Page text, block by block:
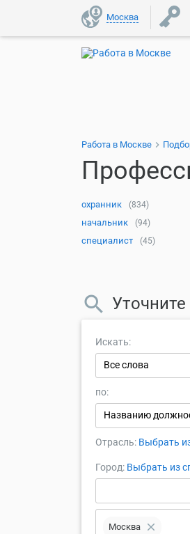
Москва
Работа в Москве
охранник (834)
начальник (94)
специалист (45)
Искать:
Все слова
по:
Названию
Отрасль: Выбрать
Город: Выбрать из
Москва close